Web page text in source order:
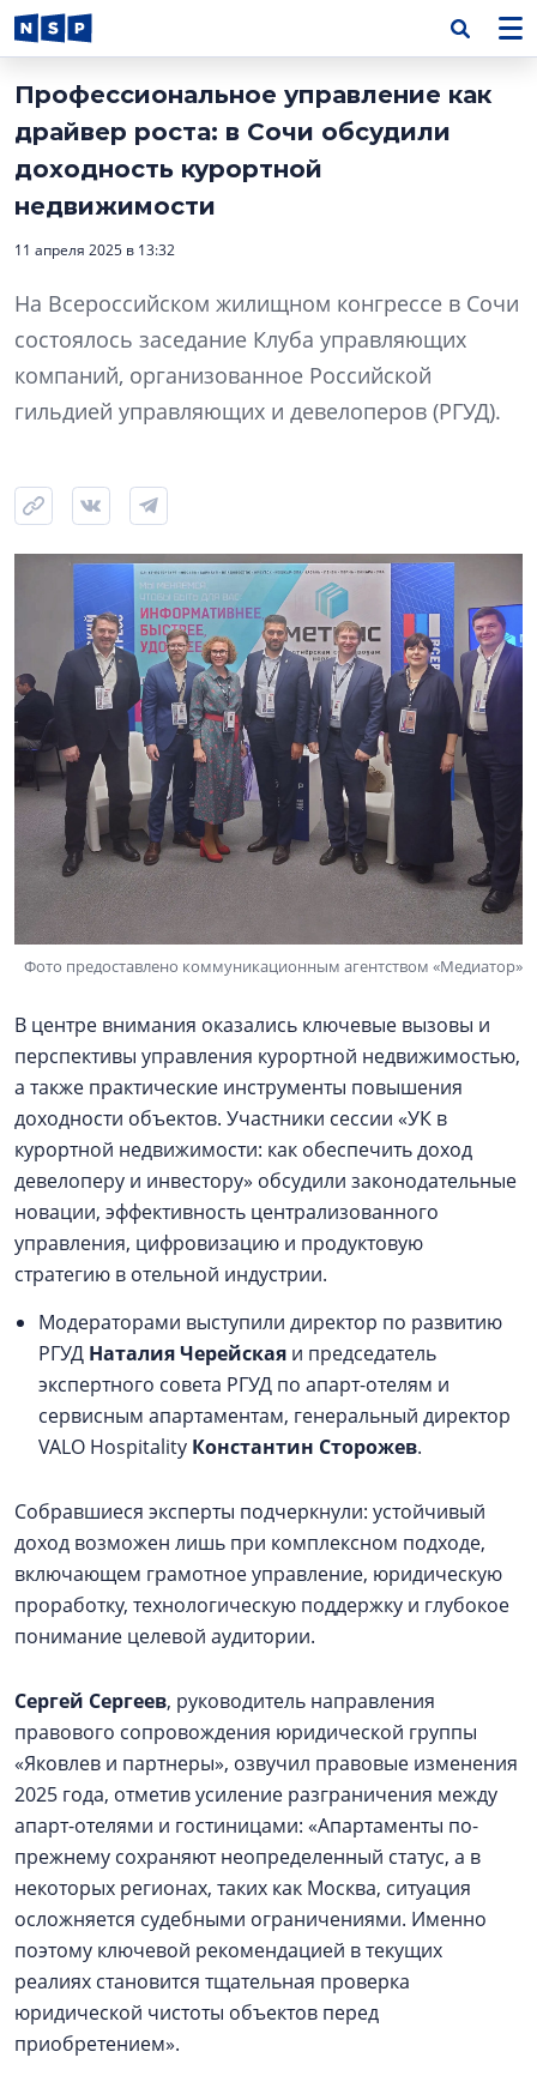
Профессиональное управление как
драйвер роста: в Сочи обсудили
доходность курортной
недвижимости
11 апреля 2025 в 13:32
На Всероссийском жилищном конгрессе в Сочи
состоялось заседание Клуба управляющих
компаний, организованное Российской
гильдией управляющих и девелоперов (РГУД).
Фото предоставлено коммуникационным агентством «Медиатор»
В центре внимания оказались ключевые вызовы и
перспективы управления курортной недвижимостью,
а также практические инструменты повышения
доходности объектов. Участники сессии «УК в
курортной недвижимости: как обеспечить доход
девелоперу и инвестору» обсудили законодательные
новации, эффективность централизованного
управления, цифровизацию и продуктовую
стратегию в отельной индустрии.
Модераторами выступили директор по развитию
РГУД Наталия Черейская и председатель
экспертного совета РГУД по апарт-отелям и
сервисным апартаментам, генеральный директор
VALO Hospitality Константин Сторожев.
Собравшиеся эксперты подчеркнули: устойчивый
доход возможен лишь при комплексном подходе,
включающем грамотное управление, юридическую
проработку, технологическую поддержку и глубокое
понимание целевой аудитории.
Сергей Сергеев, руководитель направления
правового сопровождения юридической группы
«Яковлев и партнеры», озвучил правовые изменения
2025 года, отметив усиление разграничения между
апарт-отелями и гостиницами: «Апартаменты по-
прежнему сохраняют неопределенный статус, а в
некоторых регионах, таких как Москва, ситуация
осложняется судебными ограничениями. Именно
поэтому ключевой рекомендацией в текущих
реалиях становится тщательная проверка
юридической чистоты объектов перед
приобретением».